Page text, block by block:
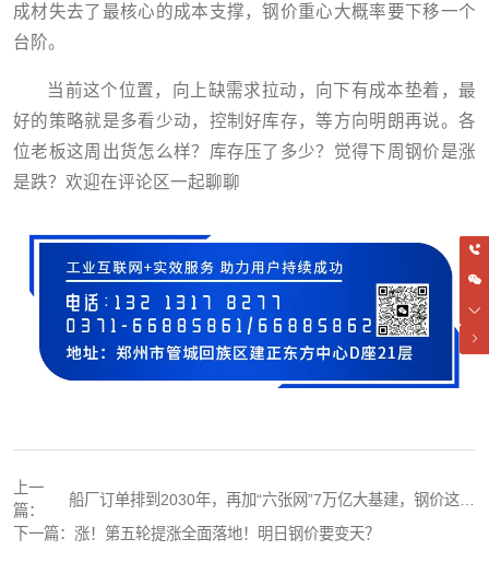
成材失去了最核心的成本支撑，钢价重心大概率要下移一个
台阶。
当前这个位置，向上缺需求拉动，向下有成本垫着，最
好的策略就是多看少动，控制好库存，等方向明朗再说。各
位老板这周出货怎么样？库存压了多少？觉得下周钢价是涨
是跌？欢迎在评论区一起聊聊
上一
篇：
船厂订单排到2030年，再加“六张网”7万亿大基建，钢价这波
有戏！
下一篇： 涨！第五轮提涨全面落地！明日钢价要变天？